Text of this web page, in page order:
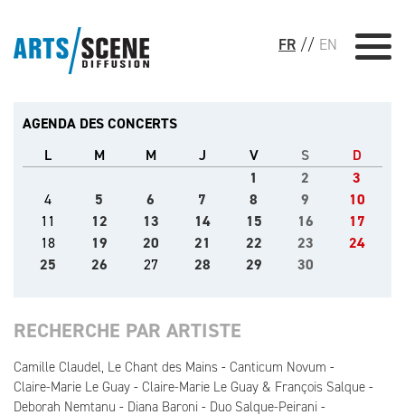
FR // EN
AGENDA DES CONCERTS
L
M M J V S
D
1
2
3
4
5 6 7 8 9
10
11
12 13 14 15 16
17
18
19 20 21 22 23
24
25
26 27 28 29 30
RECHERCHE PAR ARTISTE
Camille Claudel, Le Chant des Mains
Canticum Novum
Claire-Marie Le Guay
Claire-Marie Le Guay & François Salque
Deborah Nemtanu
Diana Baroni
Duo Salque-Peirani